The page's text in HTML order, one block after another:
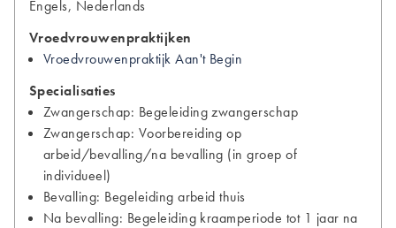
Engels, Nederlands
Vroedvrouwenpraktijken
Vroedvrouwenpraktijk Aan't Begin
Specialisaties
Zwangerschap: Begeleiding zwangerschap
Zwangerschap: Voorbereiding op
arbeid/bevalling/na bevalling (in groep of
individueel)
Bevalling: Begeleiding arbeid thuis
Na bevalling: Begeleiding kraamperiode tot 1 jaar na